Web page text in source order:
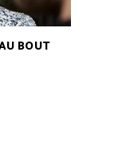
BOUT